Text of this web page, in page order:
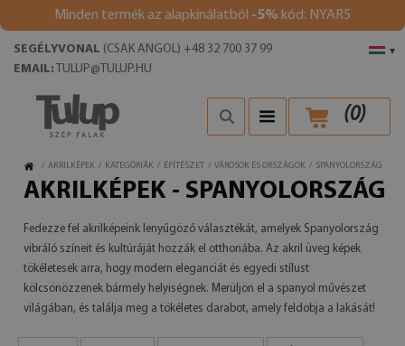
Minden termék az alapkínálatból -5% kód: NYAR5
▾
SEGÉLYVONAL (CSAK ANGOL) +48 32 700 37 99
EMAIL: TULUP@TULUP.HU
(0)
/ AKRILKÉPEK / KATEGÓRIÁK / ÉPÍTÉSZET / VÁROSOK ÉS ORSZÁGOK / SPANYOLORSZÁG
AKRILKÉPEK - SPANYOLORSZÁG
Fedezze fel akrilképeink lenyűgöző választékát, amelyek Spanyolország
vibráló színeit és kultúráját hozzák el otthonába. Az akril üveg képek
tökéletesek arra, hogy modern eleganciát és egyedi stílust
kölcsönözzenek bármely helyiségnek. Merüljön el a spanyol művészet
világában, és találja meg a tökéletes darabot, amely feldobja a lakását!